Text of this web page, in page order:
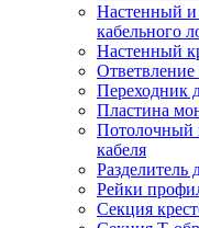
Настенный
кабельного
Настенный
Ответвление
Переходник
Пластина
Потолочный
кабеля
Разделитель
Рейки
Секция